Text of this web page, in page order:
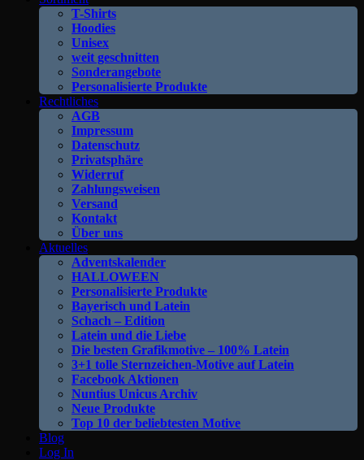
T-Shirts
Hoodies
Unisex
weit geschnitten
Sonderangebote
Personalisierte Produkte
Rechtliches
AGB
Impressum
Datenschutz
Privatsphäre
Widerruf
Zahlungsweisen
Versand
Kontakt
Über uns
Aktuelles
Adventskalender
HALLOWEEN
Personalisierte Produkte
Bayerisch und Latein
Schach – Edition
Latein und die Liebe
Die besten Grafikmotive – 100% Latein
3+1 tolle Sternzeichen-Motive auf Latein
Facebook Aktionen
Nuntius Unicus Archiv
Neue Produkte
Top 10 der beliebtesten Motive
Blog
Log In